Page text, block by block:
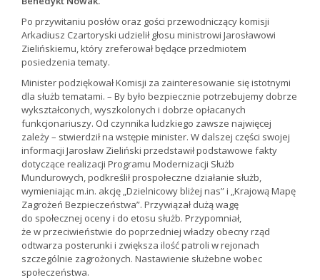
Po przywitaniu posłów oraz gości przewodniczący komisji
Arkadiusz Czartoryski udzielił głosu ministrowi Jarosławowi
Zielińskiemu, który zreferował będące przedmiotem
posiedzenia tematy.
Minister podziękował Komisji za zainteresowanie się istotnymi
dla służb tematami. – By było bezpiecznie potrzebujemy dobrze
wykształconych, wyszkolonych i dobrze opłacanych
funkcjonariuszy. Od czynnika ludzkiego zawsze najwięcej
zależy – stwierdził na wstępie minister. W dalszej części swojej
informacji Jarosław Zieliński przedstawił podstawowe fakty
dotyczące realizacji Programu Modernizacji Służb
Mundurowych, podkreślił prospołeczne działanie służb,
wymieniając m.in. akcję „Dzielnicowy bliżej nas” i „Krajową Mapę
Zagrożeń Bezpieczeństwa”. Przywiązał dużą wagę
do społecznej oceny i do etosu służb. Przypomniał,
że w przeciwieństwie do poprzedniej władzy obecny rząd
odtwarza posterunki i zwiększa ilość patroli w rejonach
szczególnie zagrożonych. Nastawienie służebne wobec
społeczeństwa.